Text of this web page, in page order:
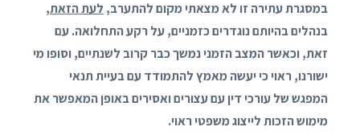
במסגרת עתירה זו לא מצאתי מקום להתערב, לעת הזאת,
בנהלים בהיותם נוגדרים כזמניים, על רקע התחלואה. עם
זאת, וכאשר המצב הזמני נמשך כבר קרוב לשנתיים, וסופו מי
ישורנו, ראוי כי יעשה מאמץ להתמודד עם בעיית תנאי
המפגש של עורכי דין עם עצורים ואסירים באופן המאפשר את
מימוש הזכות לייצוג משפטי ראוי.